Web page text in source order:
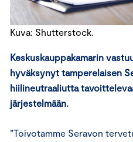
Kuva: Shutterstock.
Keskuskauppakamarin
hyväksynyt tamperelaisen
hiilineutraaliutta
järjestelmään.
”Toivotamme Seravon